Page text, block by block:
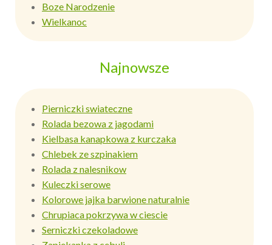
Boze Narodzenie
Wielkanoc
Najnowsze
Pierniczki swiateczne
Rolada bezowa z jagodami
Kielbasa kanapkowa z kurczaka
Chlebek ze szpinakiem
Rolada z nalesnikow
Kuleczki serowe
Kolorowe jajka barwione naturalnie
Chrupiaca pokrzywa w ciescie
Serniczki czekoladowe